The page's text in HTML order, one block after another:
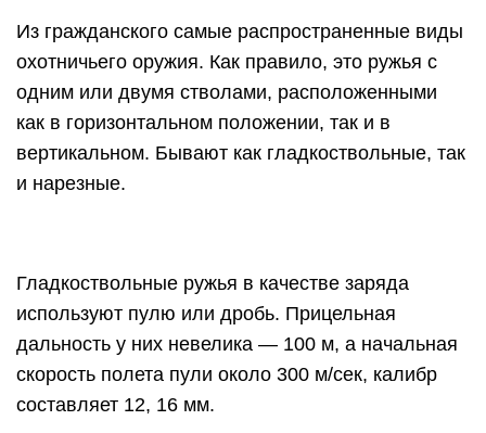
Из гражданского самые распространенные виды
охотничьего оружия. Как правило, это ружья с
одним или двумя стволами, расположенными
как в горизонтальном положении, так и в
вертикальном. Бывают как гладкоствольные, так
и нарезные.
Гладкоствольные ружья в качестве заряда
используют пулю или дробь. Прицельная
дальность у них невелика — 100 м, а начальная
скорость полета пули около 300 м/сек, калибр
составляет 12, 16 мм.